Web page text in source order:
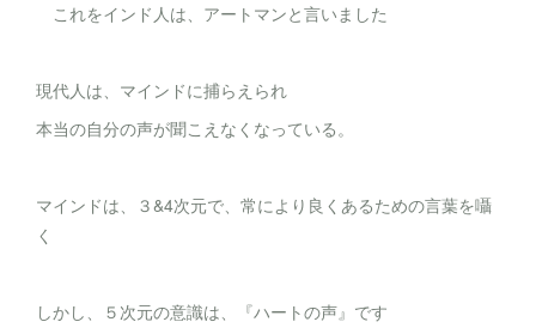
これをインド人は、アートマンと言いました
現代人は、マインドに捕らえられ
本当の自分の声が聞こえなくなっている。
マインドは、３&4次元で、常により良くあるための言葉を囁
く
しかし、５次元の意識は、『ハートの声』です